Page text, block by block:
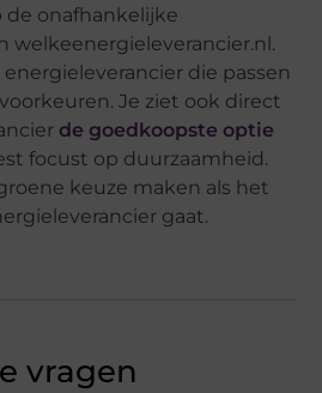
onafhankelijke
welkeenergieleverancier.nl.
die passen
Je ziet ook direct
de goedkoopste optie
focust op duurzaamheid.
keuze maken als het
gaat.
vragen